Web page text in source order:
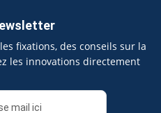
fixations, des conseils sur la
les innovations directement